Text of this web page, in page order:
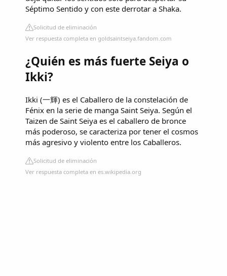
Séptimo Sentido y con este derrotar a Shaka.
Solicitud de eliminación
Ver respuesta completa en goldsaintseiya.fandom.com
¿Quién es más fuerte Seiya o
Ikki?
Ikki (一輝) es el Caballero de la constelación de
Fénix en la serie de manga Saint Seiya. Según el
Taizen de Saint Seiya es el caballero de bronce
más poderoso, se caracteriza por tener el cosmos
más agresivo y violento entre los Caballeros.
Solicitud de eliminación
Ver respuesta completa en es.wikipedia.org